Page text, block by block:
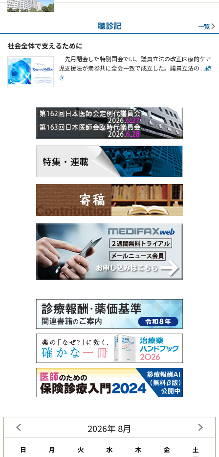
聴診記 一覧
社会全体で支えるために
先月閉会した特別国会では、議員立法の改正医療的ケア
児支援法が衆参共に全会一致で成立した。議員立法の ...続
き
2026年 8月
日 月 火 水 木 金 土